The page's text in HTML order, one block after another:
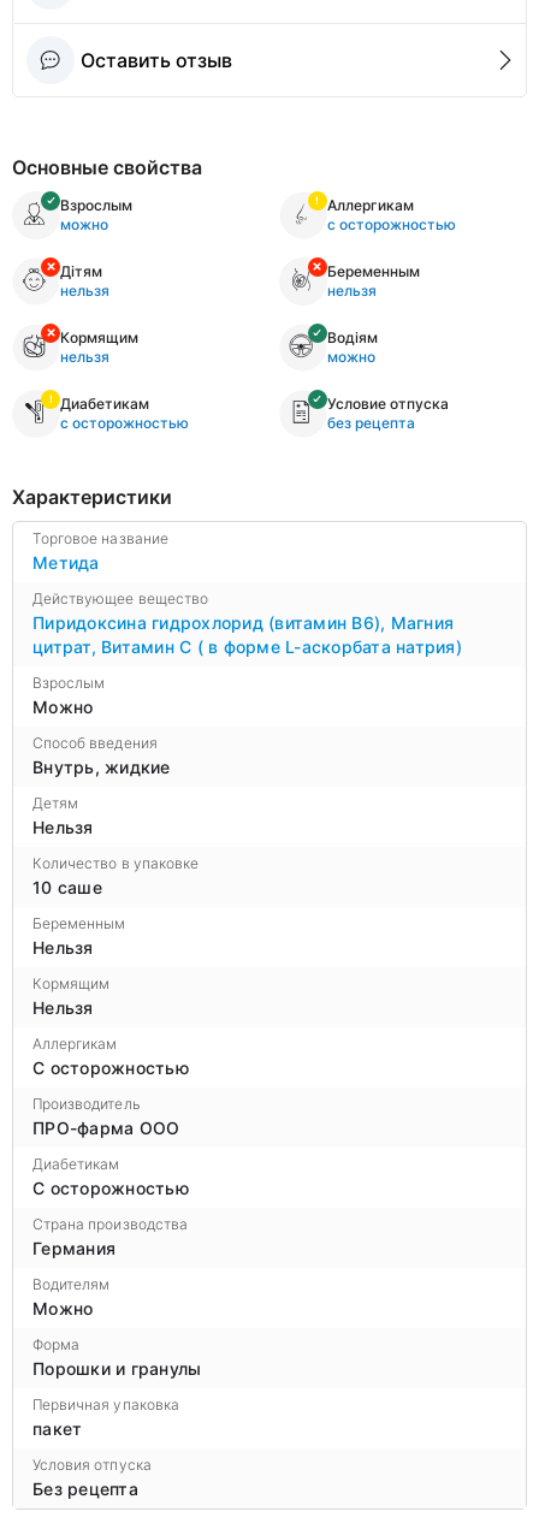
Оставить отзыв
Основные свойства
Взрослым
можно
Аллергикам
с осторожностью
Дітям
нельзя
Беременным
нельзя
Кормящим
нельзя
Водіям
можно
Диабетикам
с осторожностью
Условие отпуска
без рецепта
Характеристики
Торговое название
Метида
Действующее вещество
Пиридоксина гидрохлорид (витамин В6), Магния
цитрат, Витамин С ( в форме L-аскорбата натрия)
Взрослым
Можно
Способ введения
Внутрь, жидкие
Детям
Нельзя
Количество в упаковке
10 саше
Беременным
Нельзя
Кормящим
Нельзя
Аллергикам
С осторожностью
Производитель
ПРО-фарма ООО
Диабетикам
С осторожностью
Страна производства
Германия
Водителям
Можно
Форма
Порошки и гранулы
Первичная упаковка
пакет
Условия отпуска
Без рецепта